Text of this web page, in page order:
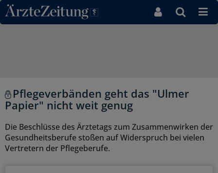
Direkt zum Inhaltsbereich
Pflegeverbänden geht das "Ulmer
Papier" nicht weit genug
Die Beschlüsse des Ärztetags zum Zusammenwirken der
Gesundheitsberufe stoßen auf Widerspruch bei vielen
Vertretern der Pflegeberufe.